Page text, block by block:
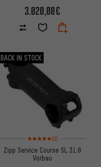
3.020,00€
BACK IN STOCK
Bewertungen: 5 von 5
(2)
Zipp Service Course SL 31.8
Vorbau